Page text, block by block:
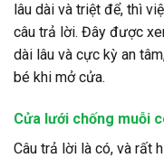
lâu dài và triệt để, thì
câu trả lời. Đây được
dài lâu và cực kỳ an
bé khi mở cửa.
Cửa lưới chống muỗi
Câu trả lời là có, và rất